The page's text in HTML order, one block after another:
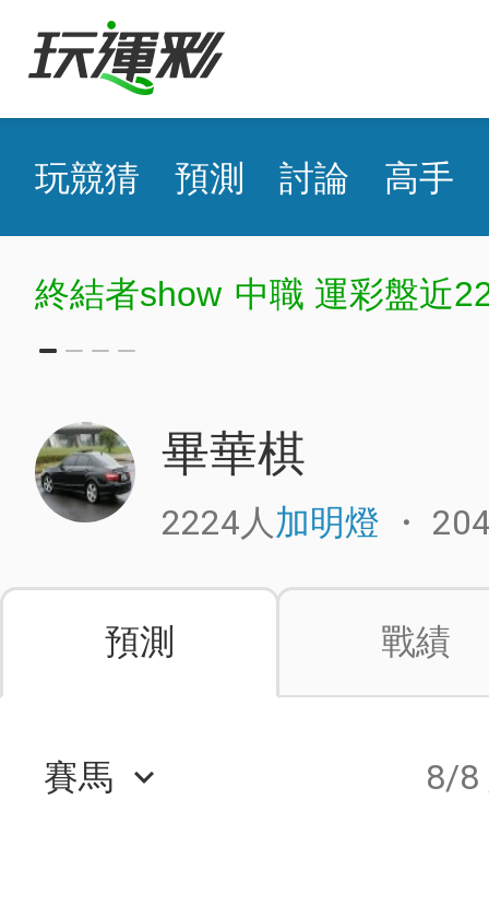
玩競猜 預測 討論 高手
show 中職 運彩盤近22日41過
畢華棋
2224人加明燈 ・
預測 戰績
賽馬 keyboard_arrow_down 8/8